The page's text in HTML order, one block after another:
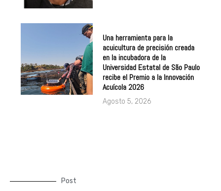
Una herramienta para la
acuicultura de precisión creada
en la incubadora de la
Universidad Estatal de São Paulo
recibe el Premio a la Innovación
Acuícola 2026
Agosto 5, 2026
Post